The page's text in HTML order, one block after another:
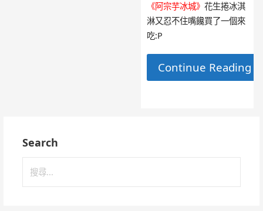
《阿宗芋冰城》花生捲冰淇
淋又忍不住嘴饞買了一個來
吃:P
Continue Reading
Search